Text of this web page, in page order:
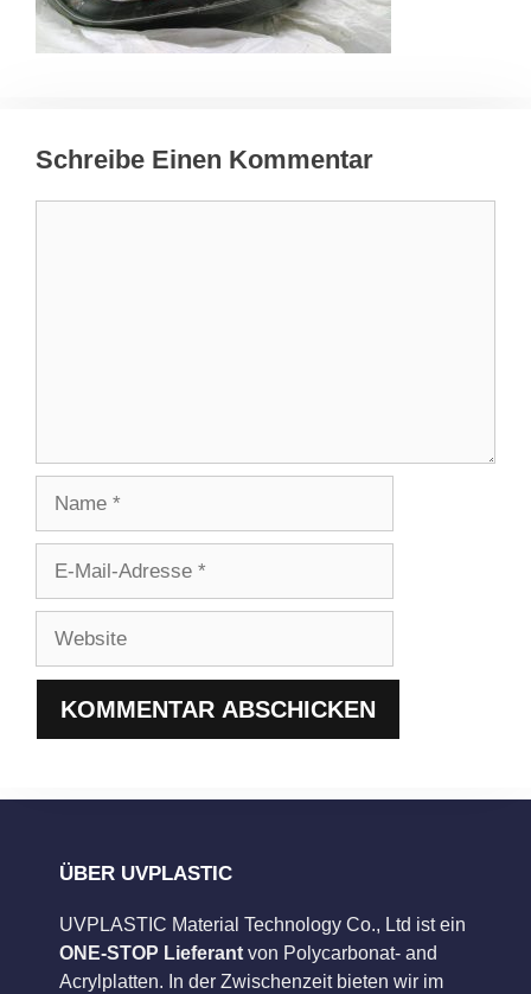
Schreibe Einen Kommentar
Adresse
ÜBER UVPLASTIC
UVPLASTIC Material Technology Co., Ltd ist ein
ONE-STOP Lieferant von Polycarbonat- and
Acrylplatten. In der Zwischenzeit bieten wir im